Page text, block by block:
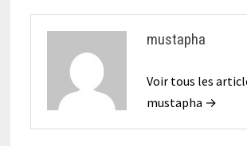
mustapha
Voir tous les
mustapha →